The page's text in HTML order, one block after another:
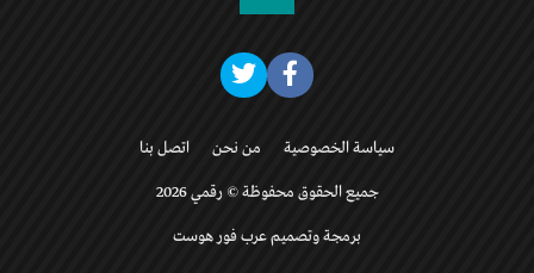
سياسة الخصوصية من نحن اتصل بنا
جميع الحقوق محفوظة © رقمي 2026
برمجة وتصميم عرب فور هوست